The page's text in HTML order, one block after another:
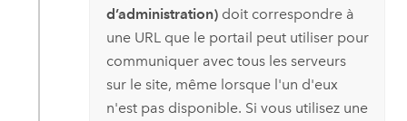
d’administration)doit correspondre à
une URL que le portail peut utiliser pour
communiquer avec tous les serveurs
sur le site, même lorsque l'un d'eux
n'est pas disponible. Si vous utilisez une